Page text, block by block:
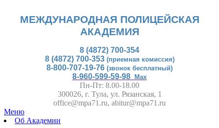
МЕЖДУНАРОДНАЯ ПОЛИЦЕЙСКАЯ
АКАДЕМИЯ
8 (4872) 700-354
8 (4872) 700-353 (приемная комиссия)
8-800-707-19-76 (звонок бесплатный)
8-960-599-59-98 Max
Пн-Пт: 8.00-18.00
300026, г. Тула, ул. Рязанская, 1
office@mpa71.ru, abitur@mpa71.ru
Меню
Об Академии